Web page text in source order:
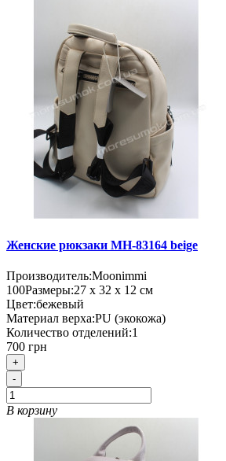
Женские рюкзаки MH-83164 beige
Производитель:Moonimmi
100Размеры:27 х 32 х 12 см
Цвет:бежевый
Материал верха:PU (экокожа)
Количество отделений:1
700 грн
+
-
В корзину